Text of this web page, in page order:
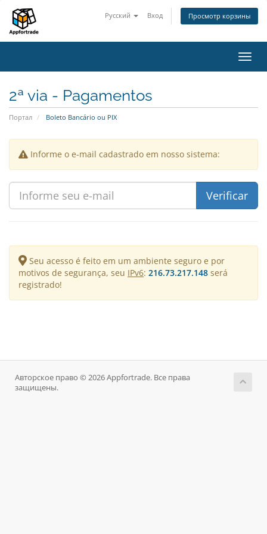
Русский Вход Просмотр корзины
2ª via - Pagamentos
Портал Boleto Bancário ou PIX
Informe o e-mail cadastrado em nosso sistema:
Seu acesso é feito em um ambiente seguro e por
motivos de segurança, seu IPv6: 216.73.217.148 será
registrado!
Авторское право © 2026 Appfortrade. Все права
защищены.